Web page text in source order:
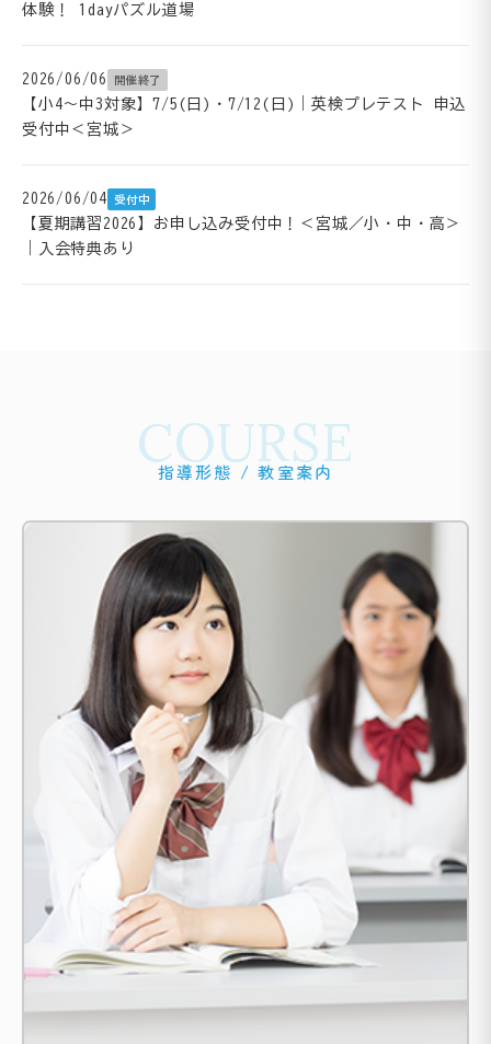
体験！ 1dayパズル道場
2026/06/06 開催終了
【小4～中3対象】7/5(日)・7/12(日)｜英検プレテスト 申込
受付中＜宮城＞
2026/06/04 受付中
【夏期講習2026】お申し込み受付中！＜宮城／小・中・高＞
｜入会特典あり
COURSE
指導形態 / 教室案内